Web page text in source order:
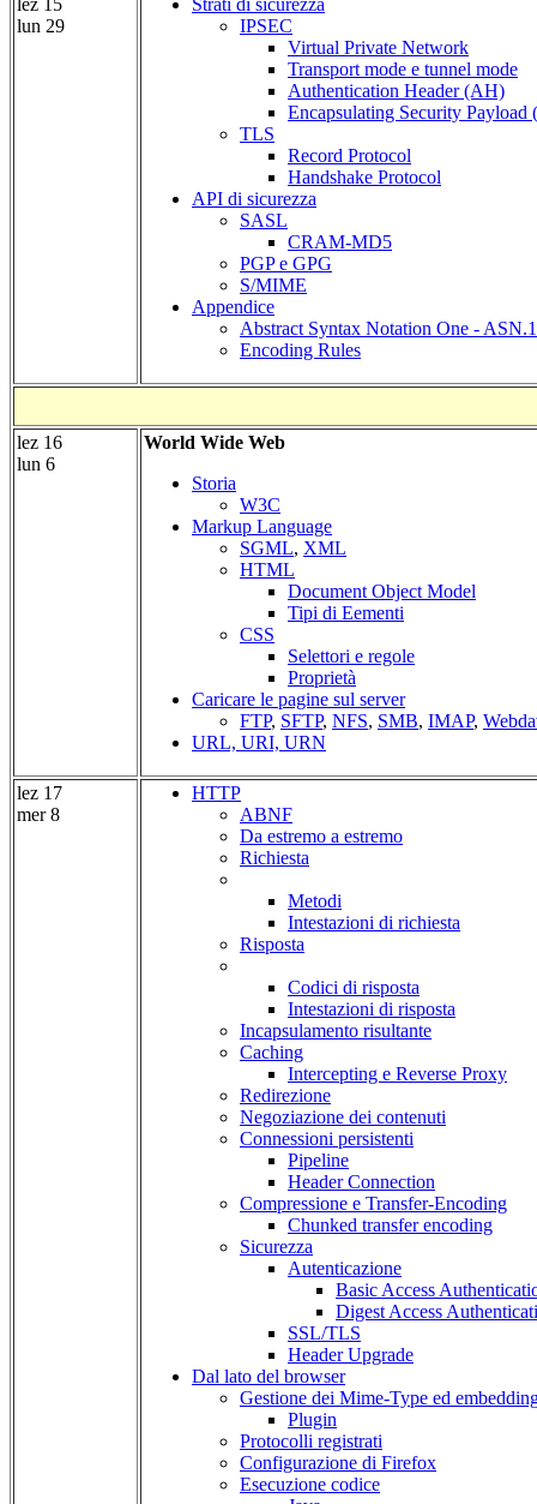
lez 15
lun 29
Strati di sicurezza
IPSEC
Virtual Private Network
Transport mode e tunnel mode
Authentication Header (AH)
Encapsulating Security Payload
TLS
Record Protocol
Handshake Protocol
API di sicurezza
SASL
CRAM-MD5
PGP e GPG
S/MIME
Appendice
Abstract Syntax Notation One - ASN.1
Encoding Rules
lez 16
lun 6
World Wide Web
Storia
W3C
Markup Language
SGML, XML
HTML
Document Object Model
Tipi di Eementi
CSS
Selettori e regole
Proprietà
Caricare le pagine sul server
FTP, SFTP, NFS, SMB, IMAP,
URL, URI, URN
lez 17
mer 8
HTTP
ABNF
Da estremo a estremo
Richiesta
Metodi
Intestazioni di richiesta
Risposta
Codici di risposta
Intestazioni di risposta
Incapsulamento risultante
Caching
Intercepting e Reverse Proxy
Redirezione
Negoziazione dei contenuti
Connessioni persistenti
Pipeline
Header Connection
Compressione e Transfer-Encoding
Chunked transfer encoding
Sicurezza
Autenticazione
Basic Access
Digest Access
SSL/TLS
Header Upgrade
Dal lato del browser
Gestione dei Mime-Type ed
Plugin
Protocolli registrati
Configurazione di Firefox
Esecuzione codice